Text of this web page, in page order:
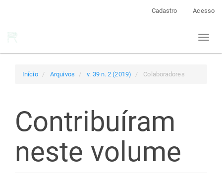
Cadastro Acesso
Toggle
Início Arquivos v. 39 n. 2 (2019) Colaboradores
Contribuíram
neste volume